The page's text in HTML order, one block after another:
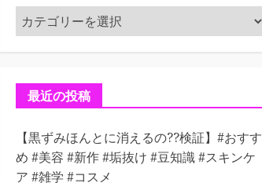
カ
テ
ゴ
ー最近の投稿
【黒ずみほんとに消えるの??検証】#おすす
め #美容 #新作 #垢抜け #豆知識 #スキンケ
ア #雑学 #コスメ